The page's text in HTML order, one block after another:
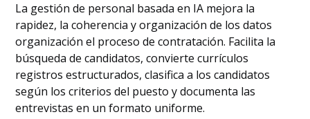
La gestión de personal basada en IA mejora la
rapidez, la coherencia y organización de los datos
organización el proceso de contratación. Facilita la
búsqueda de candidatos, convierte currículos
registros estructurados, clasifica a los candidatos
según los criterios del puesto y documenta las
entrevistas en un formato uniforme.